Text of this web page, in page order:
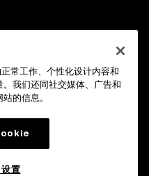
常工作、个性化设计内容和
我们还同社交媒体、广告和
的信息。
置